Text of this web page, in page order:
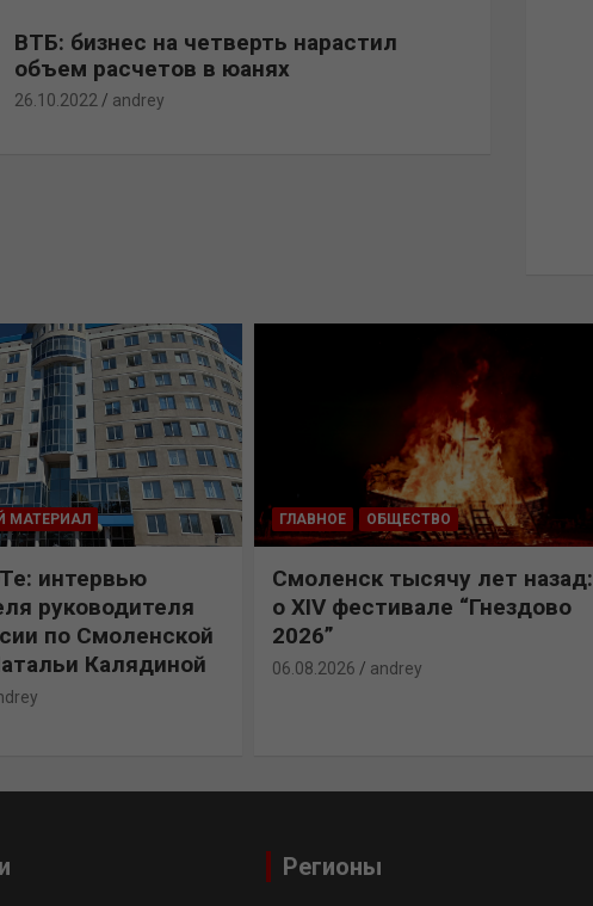
ВТБ: бизнес на четверть нарастил
объем расчетов в юанях
26.10.2022 andrey
МАТЕРИАЛ
интервью
руководителя
по Смоленской
Калядиной
ГЛАВНОЕ ОБЩЕСТВО
Смоленск тысячу лет назад:
о XIV фестивале “Гнездово
2026”
06.08.2026 andrey
Регионы